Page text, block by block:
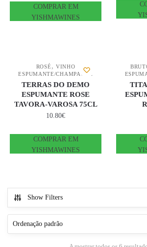
COMPRAR EM
YISHMAWINES
ROSÉ , VINHO
ESPUMANTE/CHAMPAGNE
TERRAS DO DEMO
ESPUMANTE ROSE
TAVORA-VAROSA 75CL
10.80€
COMPRAR EM
YISHMAWINES
Show Filters